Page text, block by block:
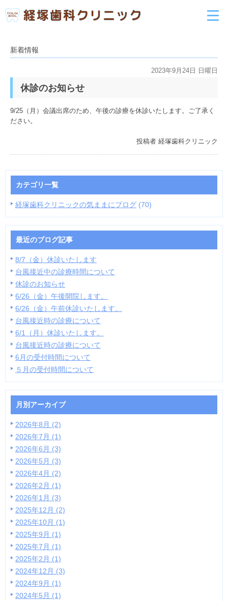
新着情報
2023年9月24日 日曜日
休診のお知らせ
9/25（月）会議出席のため、午後の診療を休診いたします。ご了承く
ださい。
投稿者 経塚歯科クリニック
カテゴリ一覧
経塚歯科クリニックの気ままにブログ (70)
最近のブログ記事
8/7（金）休診いたします
台風接近中の診療時間について
休診のお知らせ
6/26（金）午後開院します。
6/26（金）午前休診いたします。
台風接近時の診療について
6/1（月）休診いたします。
台風接近時の診療について
6月の受付時間について
５月の受付時間について
月別アーカイブ
2026年8月 (2)
2026年7月 (1)
2026年6月 (3)
2026年5月 (3)
2026年4月 (2)
2026年2月 (1)
2026年1月 (3)
2025年12月 (2)
2025年10月 (1)
2025年9月 (1)
2025年7月 (1)
2025年2月 (1)
2024年12月 (3)
2024年9月 (1)
2024年5月 (1)